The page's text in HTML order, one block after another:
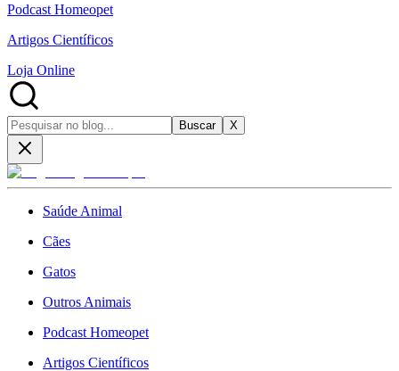
Podcast Homeopet
Artigos Científicos
Loja Online
Buscar X
Saúde Animal
Cães
Gatos
Outros Animais
Podcast Homeopet
Artigos Científicos